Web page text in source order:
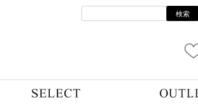
検索